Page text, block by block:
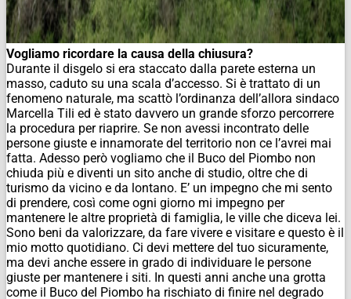
Vogliamo ricordare la causa della chiusura?
Durante il disgelo si era staccato dalla parete esterna un
masso, caduto su una scala d’accesso. Si è trattato di un
fenomeno naturale, ma scattò l’ordinanza dell’allora sindaco
Marcella Tili ed è stato davvero un grande sforzo percorrere
la procedura per riaprire. Se non avessi incontrato delle
persone giuste e innamorate del territorio non ce l’avrei mai
fatta. Adesso però vogliamo che il Buco del Piombo non
chiuda più e diventi un sito anche di studio, oltre che di
turismo da vicino e da lontano. E’ un impegno che mi sento
di prendere, così come ogni giorno mi impegno per
mantenere le altre proprietà di famiglia, le ville che diceva lei.
Sono beni da valorizzare, da fare vivere e visitare e questo è il
mio motto quotidiano. Ci devi mettere del tuo sicuramente,
ma devi anche essere in grado di individuare le persone
giuste per mantenere i siti. In questi anni anche una grotta
come il Buco del Piombo ha rischiato di finire nel degrado